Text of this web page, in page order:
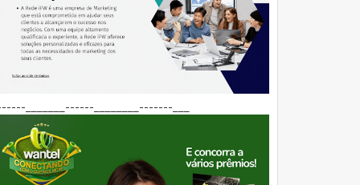
_______------________-------___